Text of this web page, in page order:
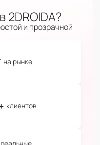
2DROIDA?
и прозрачной
на рынке
клиентов